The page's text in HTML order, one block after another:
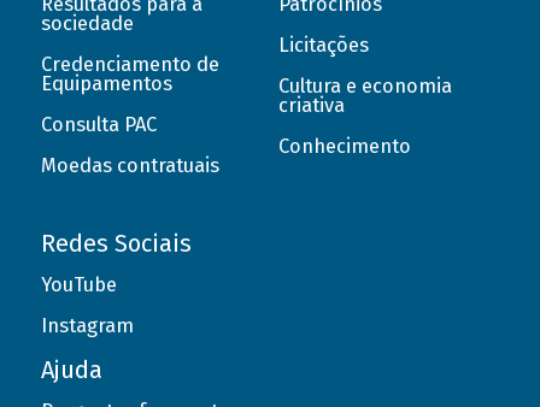
sociedade
Credenciamento de
Equipamentos
Consulta PAC
Moedas contratuais
Licitações
Cultura e economia
criativa
Conhecimento
Redes Sociais
YouTube
Instagram
Ajuda